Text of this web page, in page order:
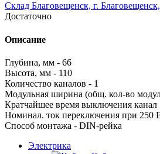
Склад Благовещенск, г.
Достаточно
Описание
Глубина, мм - 66
Высота, мм - 110
Количество каналов - 1
Модульная ширина (общ. кол-во
Кратчайшее время выключения
Номинал. ток переключения при 250
Способ монтажа - DIN-рейка
Электрика